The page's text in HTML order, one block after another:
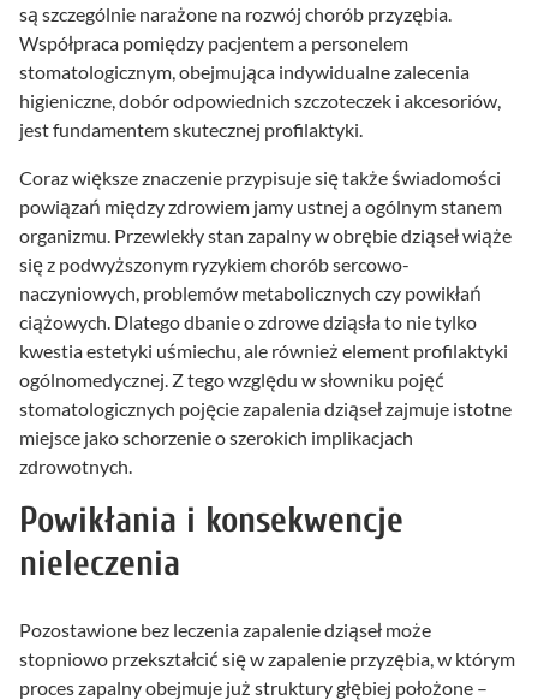
są szczególnie narażone na rozwój chorób przyzębia.
Współpraca pomiędzy pacjentem a personelem
stomatologicznym, obejmująca indywidualne zalecenia
higieniczne, dobór odpowiednich szczoteczek i akcesoriów,
jest fundamentem skutecznej profilaktyki.
Coraz większe znaczenie przypisuje się także świadomości
powiązań między zdrowiem jamy ustnej a ogólnym stanem
organizmu. Przewlekły stan zapalny w obrębie dziąseł wiąże
się z podwyższonym ryzykiem chorób sercowo-
naczyniowych, problemów metabolicznych czy powikłań
ciążowych. Dlatego dbanie o zdrowe dziąsła to nie tylko
kwestia estetyki uśmiechu, ale również element profilaktyki
ogólnomedycznej. Z tego względu w słowniku pojęć
stomatologicznych pojęcie zapalenia dziąseł zajmuje istotne
miejsce jako schorzenie o szerokich implikacjach
zdrowotnych.
Powikłania i konsekwencje
nieleczenia
Pozostawione bez leczenia zapalenie dziąseł może
stopniowo przekształcić się w zapalenie przyzębia, w którym
proces zapalny obejmuje już struktury głębiej położone –